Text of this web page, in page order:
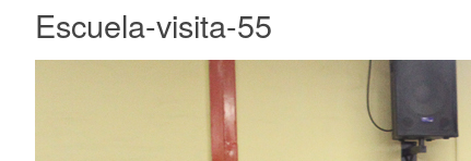
Escuela-visita-55